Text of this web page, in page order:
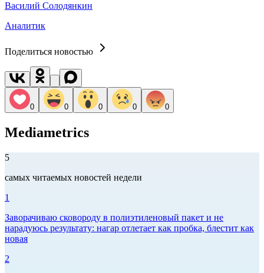
Василий Солодянкин
Аналитик
Поделиться новостью
0 0 0 0 0
Mediametrics
5
самых читаемых новостей недели
1
Заворачиваю сковороду в полиэтиленовый пакет и не
нарадуюсь результату: нагар отлетает как пробка, блестит как
новая
2